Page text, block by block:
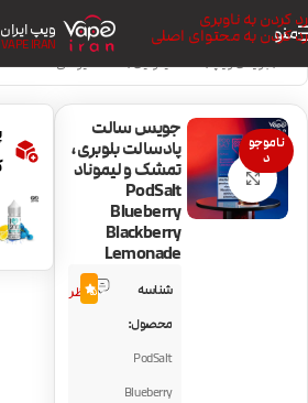
رد کردن به ناوبری
رد کردن به محتوای اصلی
منو ویپ ایران
VAPE IRAN
خانه/جویس ویپ/سالت نیکوتین/سالت میوه‌ای
ناموجو
د
بزرگنمایی تصویر
جویس سالت
پادسالت بلوبری،
تمشک و لیموناد
PodSalt
Blueberry
Blackberry
Lemonade
شناسه
محصول:
PodSalt
Blueberry
1
نظر5.0